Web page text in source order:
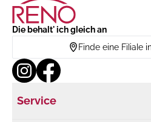
Die behalt' ich gleich an
Finde eine Filiale
Service